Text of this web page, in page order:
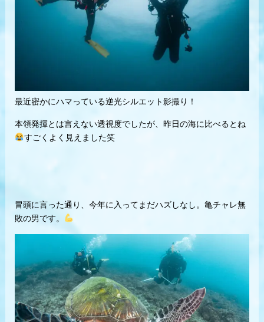
最近密かにハマっている逆光シルエット影撮り！
本領発揮とは言えない透視度でしたが、昨日の海に比べるとね
すごくよく見えました笑
冒頭に言った通り、今年に入ってまだハズしなし。亀チャレ無
敗の男です。